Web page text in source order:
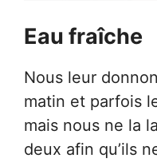
Eau fraîche
Nous leur
matin et parfois
mais nous ne la
deux afin qu’ils